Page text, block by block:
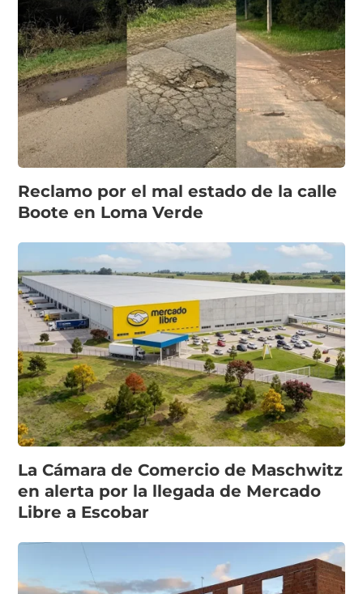
Reclamo por el mal estado de la calle
Boote en Loma Verde
La Cámara de Comercio de Maschwitz
en alerta por la llegada de Mercado
Libre a Escobar